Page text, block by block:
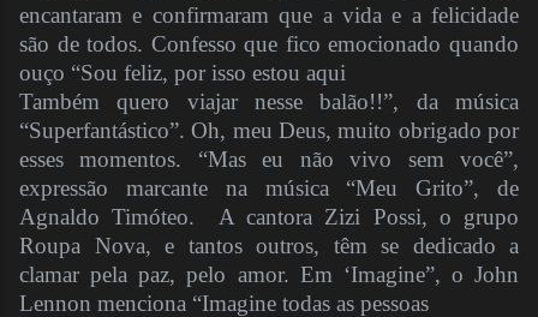
encantaram e confirmaram que a vida e a felicidade
são de todos. Confesso que fico emocionado quando
ouço “Sou feliz, por isso estou aqui
Também quero viajar nesse balão!!”, da música
“Superfantástico”. Oh, meu Deus, muito obrigado por
esses momentos. “Mas eu não vivo sem você”,
expressão marcante na música “Meu Grito”, de
Agnaldo Timóteo. A cantora Zizi Possi, o grupo
Roupa Nova, e tantos outros, têm se dedicado a
clamar pela paz, pelo amor. Em ‘Imagine”, o John
Lennon menciona “Imagine todas as pessoas